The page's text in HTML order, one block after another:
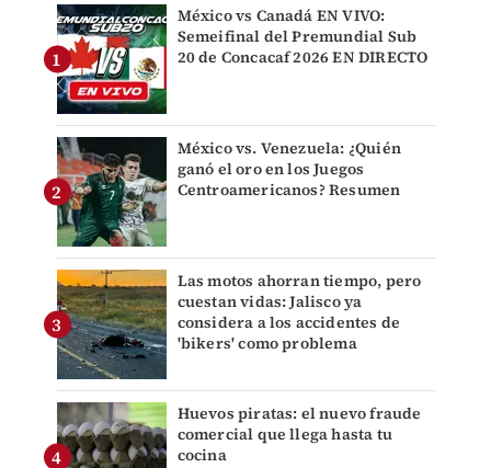
México vs Canadá EN VIVO:
Semeifinal del Premundial Sub
20 de Concacaf 2026 EN DIRECTO
México vs. Venezuela: ¿Quién
ganó el oro en los Juegos
Centroamericanos? Resumen
Las motos ahorran tiempo, pero
cuestan vidas: Jalisco ya
considera a los accidentes de
'bikers' como problema
Huevos piratas: el nuevo fraude
comercial que llega hasta tu
cocina